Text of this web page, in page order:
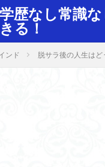
歴なし常識
る！
ンド 脱サラ後の人生は